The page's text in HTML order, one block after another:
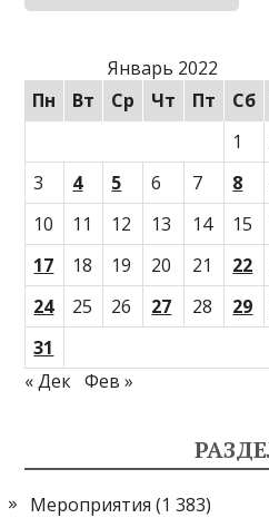
Январь 2022
Пн
Вт Ср Чт Пт Сб
1
3
4 5 6 7 8
10
11 12 13 14 15
17
18 19 20 21 22
24
25 26 27 28 29
31
« Дек Фев »
Мероприятия (1 383)